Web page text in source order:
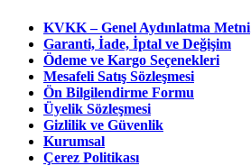
KVKK – Genel Aydınlatma Metni
Garanti, İade, İptal ve Değişim
Ödeme ve Kargo Seçenekleri
Mesafeli Satış Sözleşmesi
Ön Bilgilendirme Formu
Üyelik Sözleşmesi
Gizlilik ve Güvenlik
Kurumsal
Çerez Politikası